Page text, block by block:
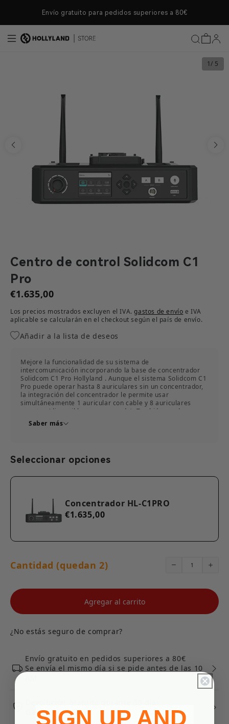
al contenido
Envío gratuito para pedidos superiores a 80€
1/ 5
Centro de control Solidcom C1
Pro
€1.635,00
Los precios mostrados excluyen el IVA.gastos de envío e IVA
aplicable se calcularán en el checkout según el país de envío.​
Añadir a la lista de deseos
Mejore la funcionalidad de su sistema de
intercomunicación incorporando la base de concentrador
Solidcom C1 Pro Hollyland . Aunque el sistema Solidcom C1
Pro puede operar hasta 8 auriculares sin un concentrador,
la integración del concentrador le permite usar
simultáneamente 1 auricular con cable y 8 auriculares
remotos (disponibles por separado). También puede
aumentar la cantidad de auriculares agregando más
unidades de concentrador mediante la conexión en cadena.
Saber más
Seleccionar opciones
Concentrador HL-C1PRO
€1.635,00
Cantidad (quedan 2)
Agregar al carrito
¿No estás seguro de comprar?
Envío gratuito en pedidos superiores a 80€
Se envía el mismo día si se pide antes de las 10
Garantía de 24 meses
SIGN UP AND